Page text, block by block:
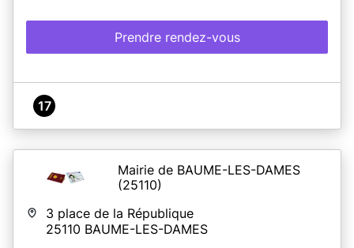
Prendre rendez-vous
17
Mairie de BAUME-LES-DAMES
(25110)
3 place de la République
25110 BAUME-LES-DAMES